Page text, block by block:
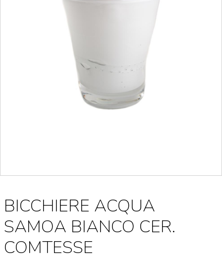
BICCHIERE ACQUA
SAMOA BIANCO CER.
COMTESSE